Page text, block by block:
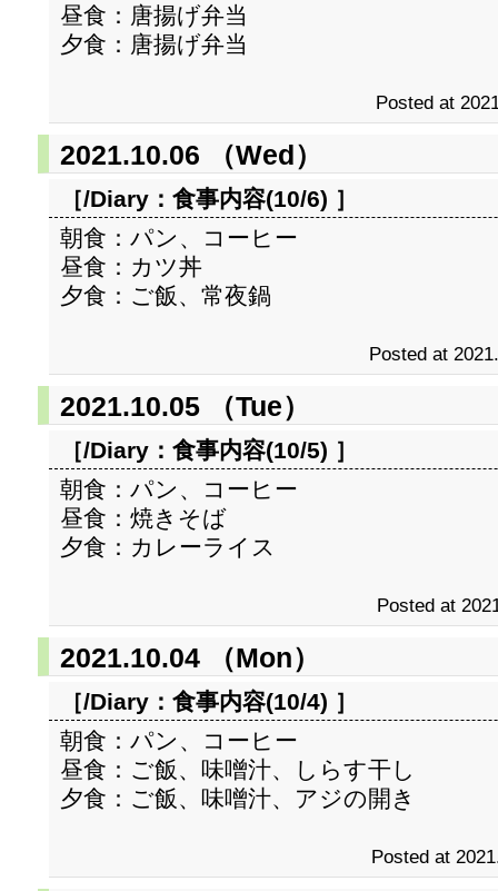
昼食：唐揚げ弁当
夕食：唐揚げ弁当
Posted at
2021.10.06 （Wed）
［/Diary： 食事内容(10/6) ］
朝食：パン、コーヒー
昼食：カツ丼
夕食：ご飯、常夜鍋
Posted at
2021.10.05 （Tue）
［/Diary： 食事内容(10/5) ］
朝食：パン、コーヒー
昼食：焼きそば
夕食：カレーライス
Posted at
2021.10.04 （Mon）
［/Diary： 食事内容(10/4) ］
朝食：パン、コーヒー
昼食：ご飯、味噌汁、しらす干し
夕食：ご飯、味噌汁、アジの開き
Posted at